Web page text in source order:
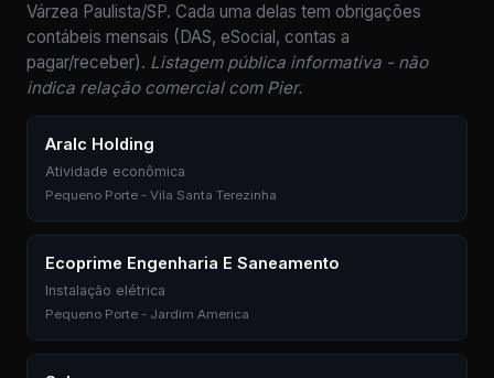
Várzea Paulista/SP. Cada uma delas tem obrigações
contábeis mensais (DAS, eSocial, contas a
pagar/receber). Listagem pública informativa - não
indica relação comercial com Pier.
Aralc Holding
Atividade econômica
Pequeno Porte - Vila Santa Terezinha
Ecoprime Engenharia E Saneamento
Instalação elétrica
Pequeno Porte - Jardim America